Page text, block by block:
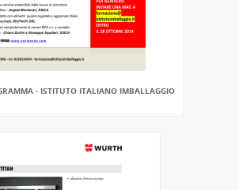
- ISTITUTO ITALIANO IMBALLAGGIO